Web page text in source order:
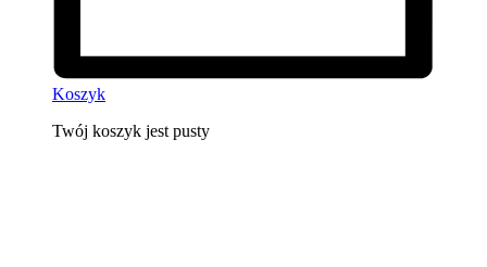
Koszyk
Twój koszyk jest pusty